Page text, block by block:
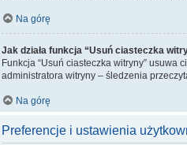
Na górę
Jak działa funkcja “Usuń ciasteczka
Funkcja “Usuń ciasteczka witryny” usuwa
administratora witryny – śledzenia
Na górę
Preferencje i ustawienia